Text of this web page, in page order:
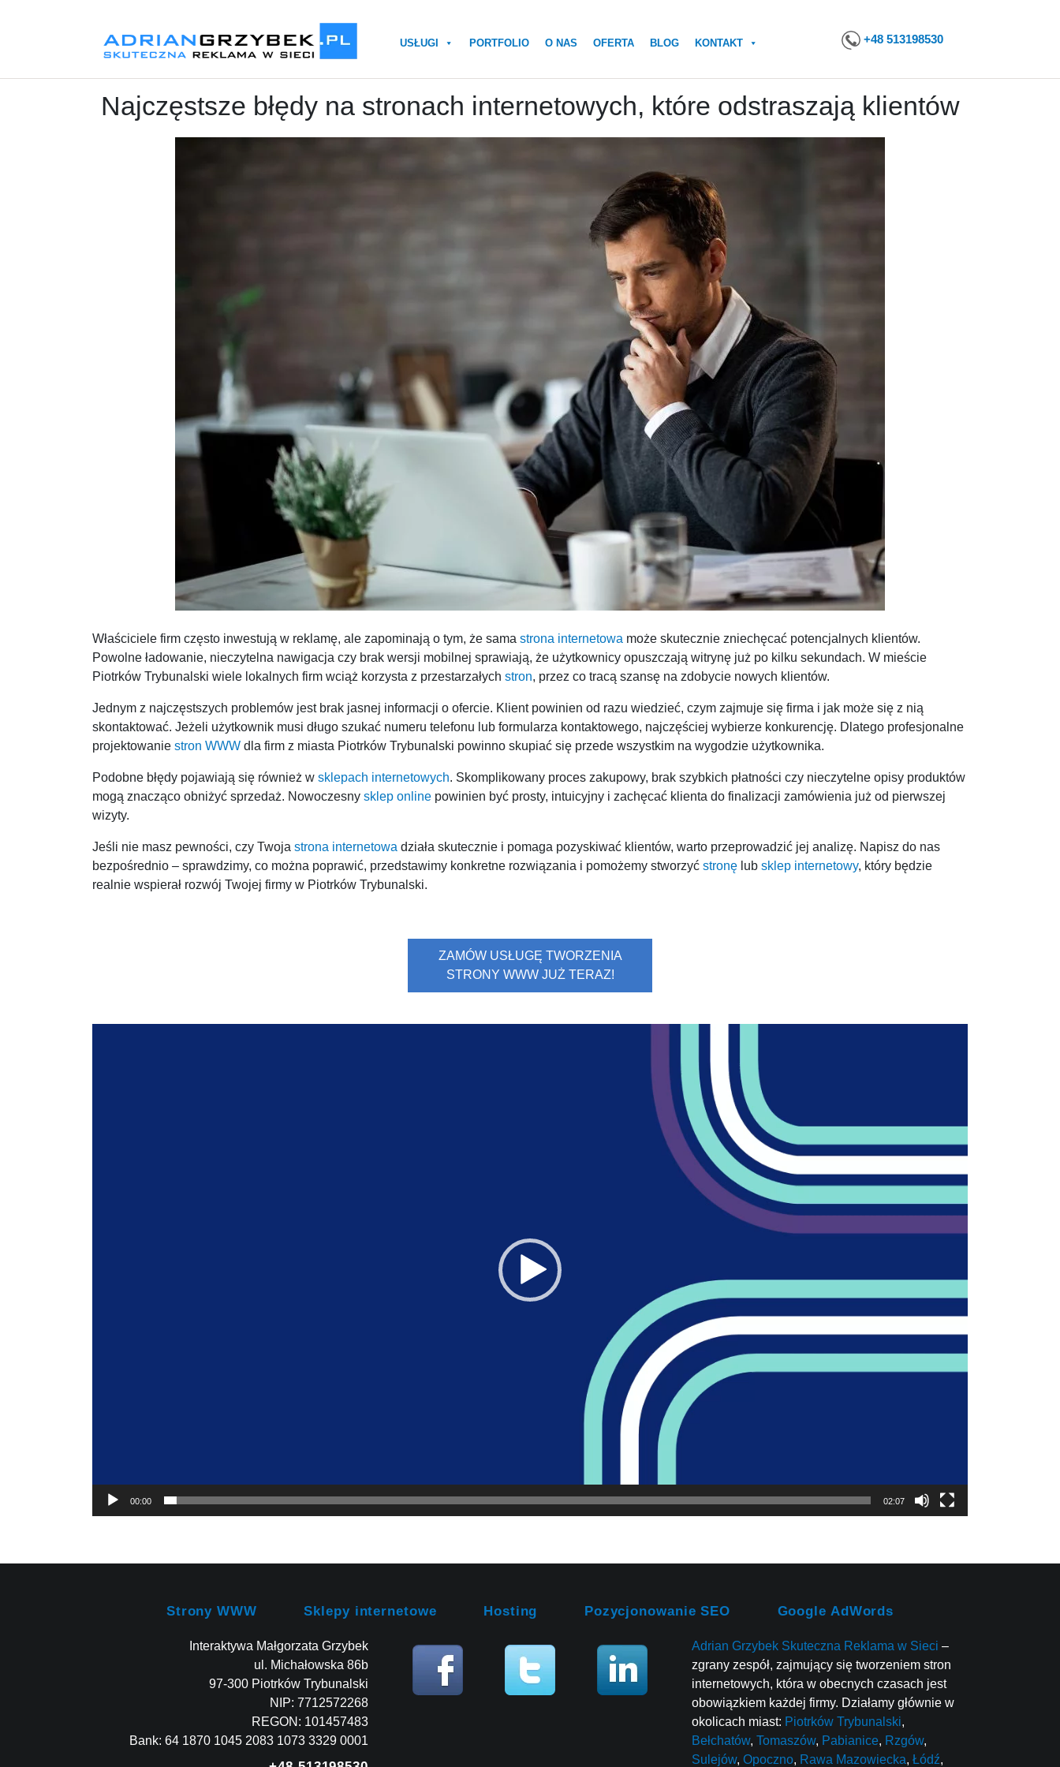
USŁUGI PORTFOLIO O NAS OFERTA BLOG KONTAKT +48 513198530
Najczęstsze błędy na stronach internetowych, które odstraszają klientów
Właściciele firm często inwestują w reklamę, ale zapominają o tym, że sama strona internetowa może skutecznie zniechęcać potencjalnych klientów.
Powolne ładowanie, nieczytelna nawigacja czy brak wersji mobilnej sprawiają, że użytkownicy opuszczają witrynę już po kilku sekundach. W mieście
Piotrków Trybunalski wiele lokalnych firm wciąż korzysta z przestarzałych stron, przez co tracą szansę na zdobycie nowych klientów.
Jednym z najczęstszych problemów jest brak jasnej informacji o ofercie. Klient powinien od razu wiedzieć, czym zajmuje się firma i jak może się z nią
skontaktować. Jeżeli użytkownik musi długo szukać numeru telefonu lub formularza kontaktowego, najczęściej wybierze konkurencję. Dlatego profesjonalne
projektowanie stron WWW dla firm z miasta Piotrków Trybunalski powinno skupiać się przede wszystkim na wygodzie użytkownika.
Podobne błędy pojawiają się również w sklepach internetowych. Skomplikowany proces zakupowy, brak szybkich płatności czy nieczytelne opisy produktów
mogą znacząco obniżyć sprzedaż. Nowoczesny sklep online powinien być prosty, intuicyjny i zachęcać klienta do finalizacji zamówienia już od pierwszej
wizyty.
Jeśli nie masz pewności, czy Twoja strona internetowa działa skutecznie i pomaga pozyskiwać klientów, warto przeprowadzić jej analizę. Napisz do nas
bezpośrednio – sprawdzimy, co można poprawić, przedstawimy konkretne rozwiązania i pomożemy stworzyć stronę lub sklep internetowy, który będzie
realnie wspierał rozwój Twojej firmy w Piotrków Trybunalski.
ZAMÓW USŁUGĘ TWORZENIA
STRONY WWW JUŻ TERAZ!
00:00 02:07
Strony WWW Sklepy internetowe Hosting Pozycjonowanie SEO Google AdWords
Interaktywa Małgorzata Grzybek
ul. Michałowska 86b
97-300 Piotrków Trybunalski
NIP: 7712572268
REGON: 101457483
Bank: 64 1870 1045 2083 1073 3329 0001
Adrian Grzybek Skuteczna Reklama w Sieci –
zgrany zespół, zajmujący się tworzeniem stron
internetowych, która w obecnych czasach jest
obowiązkiem każdej firmy. Działamy głównie w
okolicach miast: Piotrków Trybunalski,
Bełchatów, Tomaszów, Pabianice, Rzgów,
Sulejów, Opoczno, Rawa Mazowiecka, Łódź,